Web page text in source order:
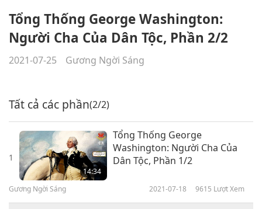
Tổng Thống George Washington:
Người Cha Của Dân Tộc, Phần 2/2
2021-07-25 Gương Ngời Sáng
Tất cả các phần(2/2)
1
14:34
Tổng Thống George
Washington: Người Cha Của
Dân Tộc, Phần 1/2
Gương Ngời Sáng 2021-07-18 9615 Lượt Xem